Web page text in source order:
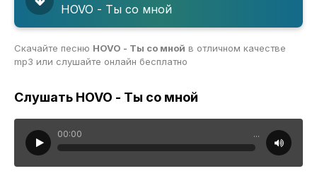
HOVO - Ты со мной
Скачайте песню HOVO - Ты со мной в отличном качестве
mp3 или слушайте онлайн бесплатно
Слушать HOVO - Ты со мной
00:00 ...